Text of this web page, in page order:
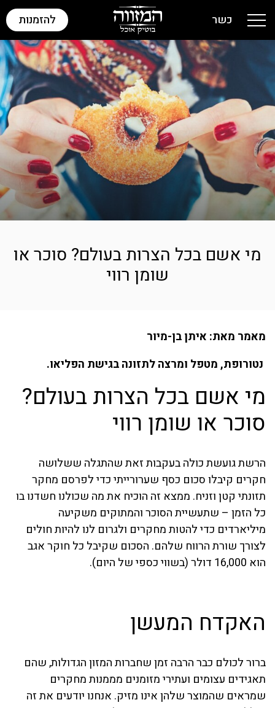
להזמנות
כשר
מי אשם בכל הצרות בעולם? סוכר או
שומן רווי
מאמר מאת: איתן בן-מיור
נטורופת, מטפל ומרצה לתזונה בגישת הפליאו.
מי אשם בכל הצרות בעולם?
סוכר או שומן רווי
הרשת גועשת כולה בעקבות זאת שהתגלה ששלושה
חקרים קיבלו סכום כסף שערורייתי כדי לפרסם מחקר
תזונתי קטן וזניח. ממצא זה הוכיח את מה שכולנו חשדנו בו
כל הזמן – שתעשיית הסוכר והמתוקים משקיעה
מיליארדים כדי להטות מחקרים ולגרום לנו להיות חולים
לצורך שורת הרווח שלהם. הסכום שקיבל כל חוקר אגב
הוא 16,000 דולר (בשווי כספי של היום).
האקדח המעשן
ברור לכולם כבר הרבה זמן שחברות המזון הגדולות, שהם
תאגידים עצומים ועתירי מזומנים מממנות מחקרים
שמראים שהמוצר שלהן אינו מזיק. אנחנו יודעים את זה